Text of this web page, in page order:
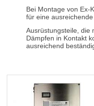
Bei Montage von Ex-
für eine
Ausrüstungsteile, die
Dämpfen in Kontakt
ausreichend